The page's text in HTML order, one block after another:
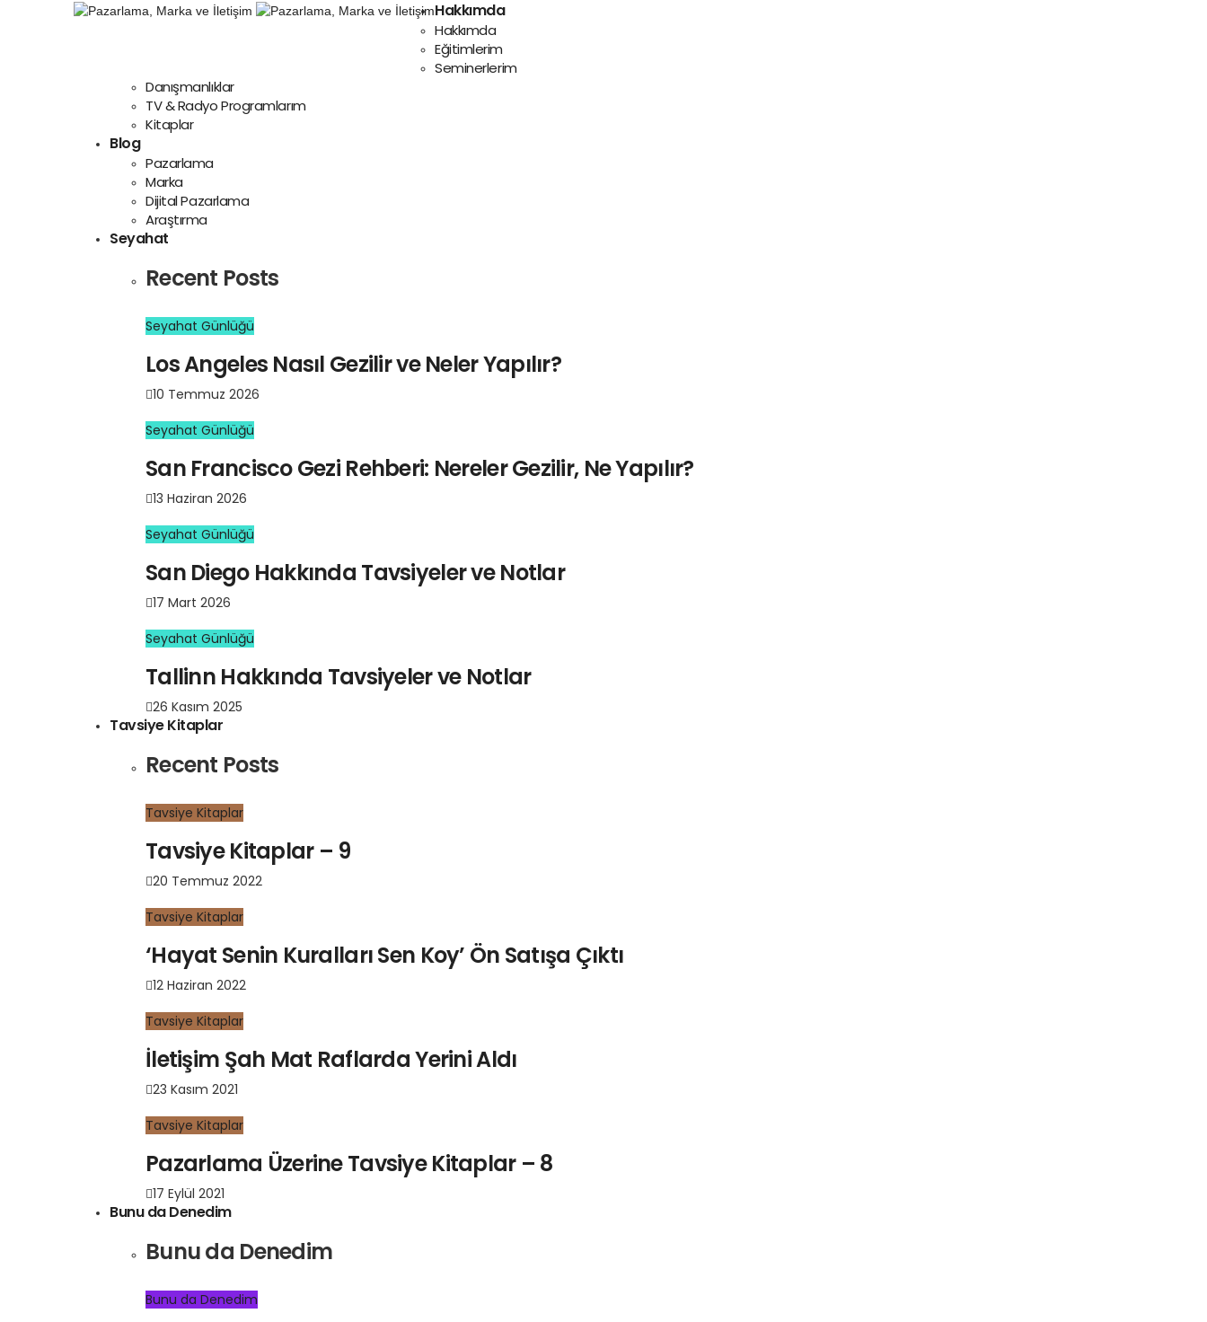
Hakkımda
Hakkımda
Eğitimlerim
Seminerlerim
Danışmanlıklar
TV & Radyo Programlarım
Kitaplar
Blog
Pazarlama
Marka
Dijital Pazarlama
Araştırma
Seyahat
Recent Posts
Seyahat Günlüğü
Los Angeles Nasıl Gezilir ve Neler Yapılır?
10 Temmuz 2026
Seyahat Günlüğü
San Francisco Gezi Rehberi: Nereler Gezilir, Ne Yapılır?
13 Haziran 2026
Seyahat Günlüğü
San Diego Hakkında Tavsiyeler ve Notlar
17 Mart 2026
Seyahat Günlüğü
Tallinn Hakkında Tavsiyeler ve Notlar
26 Kasım 2025
Tavsiye Kitaplar
Recent Posts
Tavsiye Kitaplar
Tavsiye Kitaplar – 9
20 Temmuz 2022
Tavsiye Kitaplar
‘Hayat Senin Kuralları Sen Koy’ Ön Satışa Çıktı
12 Haziran 2022
Tavsiye Kitaplar
İletişim Şah Mat Raflarda Yerini Aldı
23 Kasım 2021
Tavsiye Kitaplar
Pazarlama Üzerine Tavsiye Kitaplar – 8
17 Eylül 2021
Bunu da Denedim
Bunu da Denedim
Bunu da Denedim